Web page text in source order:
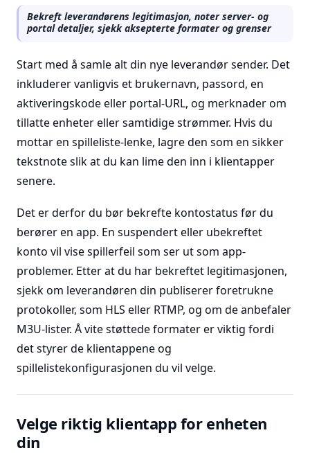
Bekreft leverandørens legitimasjon, noter server- og
portal detaljer, sjekk aksepterte formater og grenser
Start med å samle alt din nye leverandør sender. Det
inkluderer vanligvis et brukernavn, passord, en
aktiveringskode eller portal-URL, og merknader om
tillatte enheter eller samtidige strømmer. Hvis du
mottar en spilleliste-lenke, lagre den som en sikker
tekstnote slik at du kan lime den inn i klientapper
senere.
Det er derfor du bør bekrefte kontostatus før du
berører en app. En suspendert eller ubekreftet
konto vil vise spillerfeil som ser ut som app-
problemer. Etter at du har bekreftet legitimasjonen,
sjekk om leverandøren din publiserer foretrukne
protokoller, som HLS eller RTMP, og om de anbefaler
M3U-lister. Å vite støttede formater er viktig fordi
det styrer de klientappene og
spillelistekonfigurasjonen du vil velge.
Velge riktig klientapp for enheten
din